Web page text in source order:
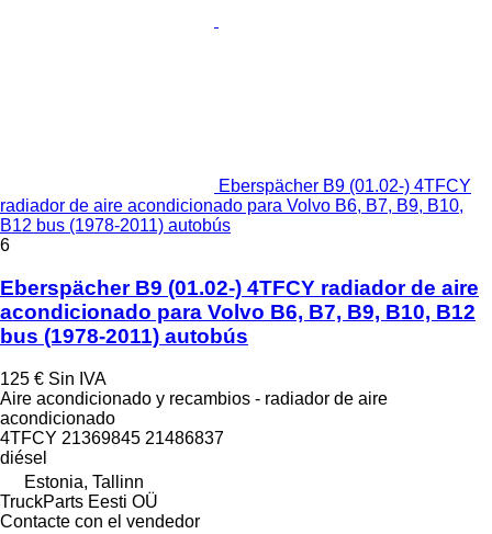
Eberspächer B9 (01.02-) 4TFCY
radiador de aire acondicionado para Volvo B6, B7, B9, B10,
B12 bus (1978-2011) autobús
6
Eberspächer B9 (01.02-) 4TFCY radiador de aire
acondicionado para Volvo B6, B7, B9, B10, B12
bus (1978-2011) autobús
125 € Sin IVA
Aire acondicionado y recambios - radiador de aire
acondicionado
4TFCY 21369845 21486837
diésel
Estonia, Tallinn
TruckParts Eesti OÜ
Contacte con el vendedor